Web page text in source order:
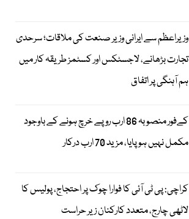
وزیراعظم سے ایرانی وزیر صنعت کی ملاقات؛ سرحدی
تجارت بڑھانے، لاجسٹکس اور کسٹمز طریقہ کار میں
ہم آہنگی پر اتفاق
کےفور منصوبہ 86 ارب روپے خرچ ہونے کے باوجود
مکمل نہیں ہوپایا، مزید 70 ارب درکار
کراچی: پی ٹی آئی کا فوارا چوک پر احتجاج، پولیس کا
لاٹھی چارج، متعدد کارکنان زیر حراست